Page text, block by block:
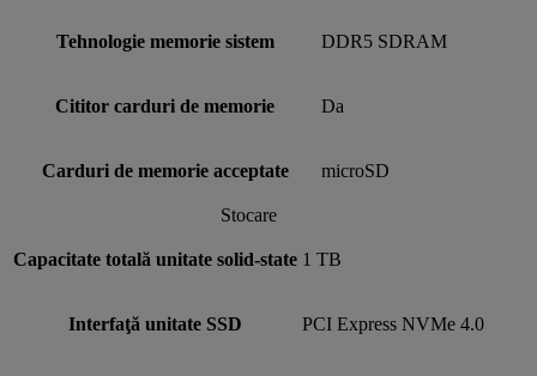
Tehnologie memorie sistem DDR5 SDRAM
Cititor carduri de memorie Da
Carduri de memorie acceptate microSD
Stocare
Capacitate totală unitate solid-state 1 TB
Interfaţă unitate SSD PCI Express NVMe 4.0